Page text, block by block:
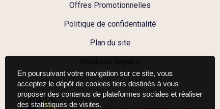
Offres Promotionnelles
Politique de confidentialité
Plan du site
En poursuivant votre navigation sur ce site, vous
acceptez le dépôt de cookies tiers destinés à vous
proposer des contenus de plateformes sociales et réaliser
des statistiques de visites.